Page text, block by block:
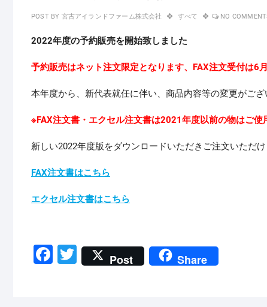
k
POST BY 宮古アイランドファーム株式会社 すべて NO
2022年度の予約販売を開始致しました
予約販売はネット注文限定となります、FAX注文受付は6
本年度から、新代表就任に伴い、商品内容等の変更がござ
※FAX注文書・エクセル注文書は2021年度以前の物はご使
新しい2022年度版をダウンロードいただきご注文いただ
FAX注文書はこちら
エクセル注文書はこちら
F
T
wi
Post Share